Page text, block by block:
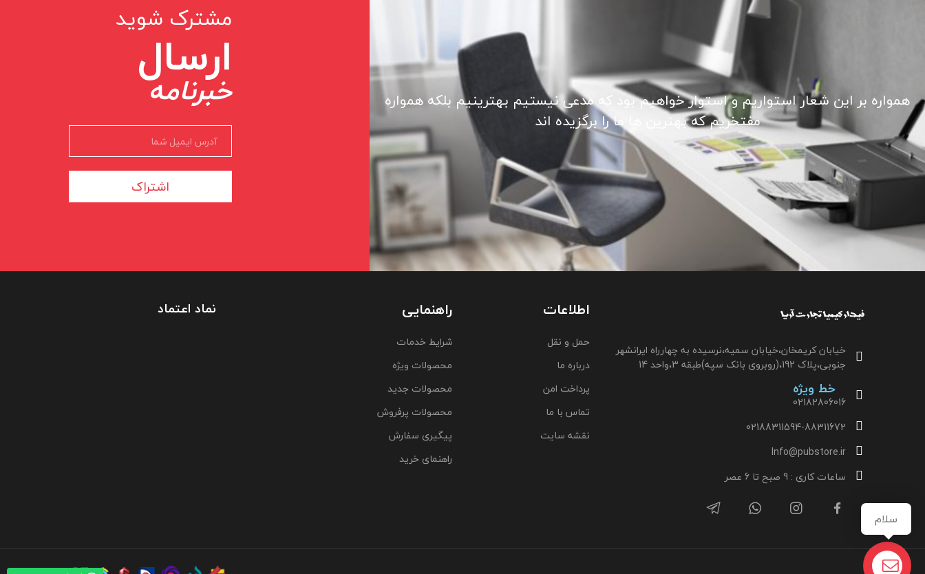
همواره بر این شعار استواریم و استوار خواهیم بود که مدعی نیستیم بهترینیم بلکه همواره
مفتخریم که بهترین ها ما را برگزیده اند
مشترک شوید
ارسال
خبرنامه
اشتراک
خیابان کریمخان،خیابان سمیه،نرسیده به چهارراه ایرانشهر
جنوبی،پلاک 192،(روبروی بانک سپه)طبقه 3،واحد 14
خط ویژه
02182806016
02188311594-88311672
Info@pubstore.ir
ساعات کاری : 9 صبح تا 6 عصر
اطلاعات
حمل و نقل
درباره ما
پرداخت امن
تماس با ما
نقشه سایت
راهنمایی
شرایط خدمات
محصولات ویژه
محصولات جدید
محصولات پرفروش
پیگیری سفارش
راهنمای خرید
نماد اعتماد
سلام